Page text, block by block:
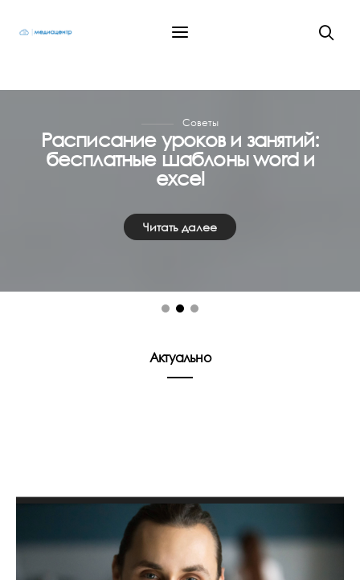
Советы
Расписание уроков и занятий:
бесплатные шаблоны word и
excel
Читать далее
Актуально